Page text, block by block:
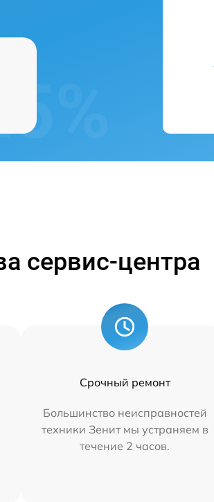
сервис-центра
Срочный ремонт
Большинство неисправностей
техники Зенит мы устраняем в
течение 2 часов.